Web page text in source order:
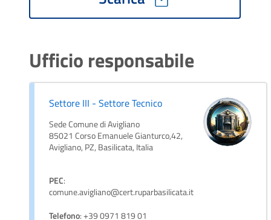
Ufficio responsabile
Settore III - Settore Tecnico
Sede Comune di Avigliano
85021 Corso Emanuele Gianturco,42,
Avigliano, PZ, Basilicata, Italia
PEC:
comune.avigliano@cert.ruparbasilicata.it
Telefono: +39 0971 819 01